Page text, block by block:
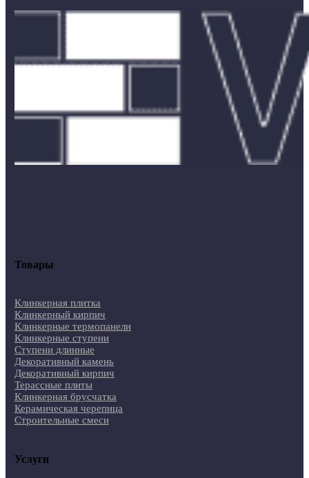
Товары
Клинкерная плитка
Клинкерный кирпич
Клинкерные термопанели
Клинкерные ступени
Ступени длинные
Декоративный камень
Декоративный кирпич
Терассные плиты
Клинкерная брусчатка
Керамическая черепица
Строительные смеси
Услуги